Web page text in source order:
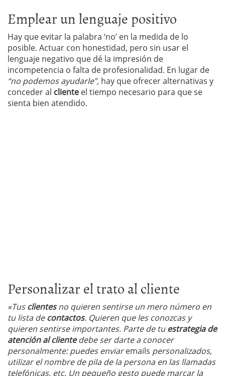
Emplear un lenguaje positivo
Hay que evitar la palabra ‘no’ en la medida de lo
posible. Actuar con honestidad, pero sin usar el
lenguaje negativo que dé la impresión de
incompetencia o falta de profesionalidad. En lugar de
“no podemos ayudarle”, hay que ofrecer alternativas y
conceder al cliente el tiempo necesario para que se
sienta bien atendido.
Personalizar el trato al cliente
«Tusclientesno quieren sentirse un mero número en
tu lista decontactos. Quieren que les conozcas y
quieren sentirse importantes. Parte de tuestrategia de
atención al clientedebe ser darte a conocer
personalmente: puedes enviaremails personalizados,
utilizar el nombre de pila de la persona en las llamadas
telefónicas, etc. Un pequeño gesto puede marcar la